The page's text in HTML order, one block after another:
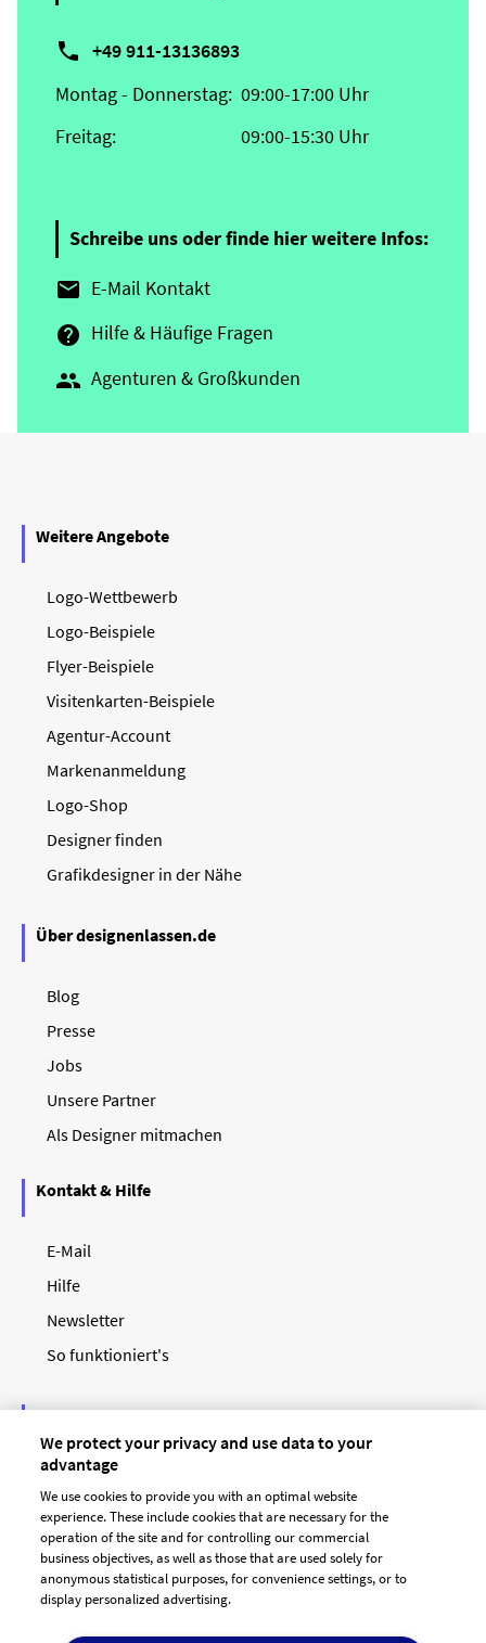
 +49 911-13136893
Montag - Donnerstag:
Freitag:
09:00-17:00 Uhr
09:00-15:30 Uhr
Schreibe uns oder finde hier weitere Infos:
 E-Mail Kontakt
 Hilfe & Häufige Fragen
 Agenturen & Großkunden
Weitere Angebote
Logo-Wettbewerb
Logo-Beispiele
Flyer-Beispiele
Visitenkarten-Beispiele
Agentur-Account
Markenanmeldung
Logo-Shop
Designer finden
Grafikdesigner in der Nähe
Über designenlassen.de
Blog
Presse
Jobs
Unsere Partner
Als Designer mitmachen
Kontakt & Hilfe
E-Mail
Hilfe
Newsletter
So funktioniert's
Unsere Zahlungsarten
We protect your privacy and use data to your
advantage
We use cookies to provide you with an optimal website
experience. These include cookies that are necessary for the
operation of the site and for controlling our commercial
business objectives, as well as those that are used solely for
anonymous statistical purposes, for convenience settings, or to
display personalized advertising.